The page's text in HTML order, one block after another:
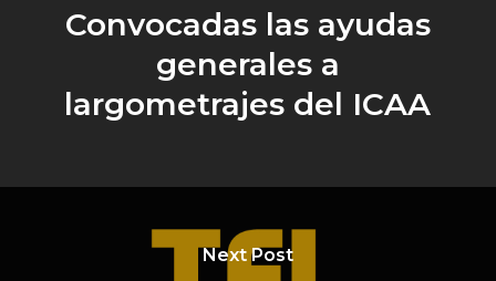
Convocadas las ayudas
generales a
largometrajes del ICAA
Next Post